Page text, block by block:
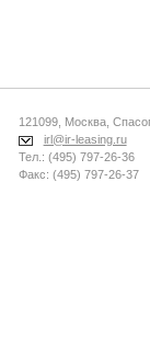
121099, Москва,
irl@ir-leasing.ru
Тел.: (495) 797-26-36
Факс: (495) 797-26-37